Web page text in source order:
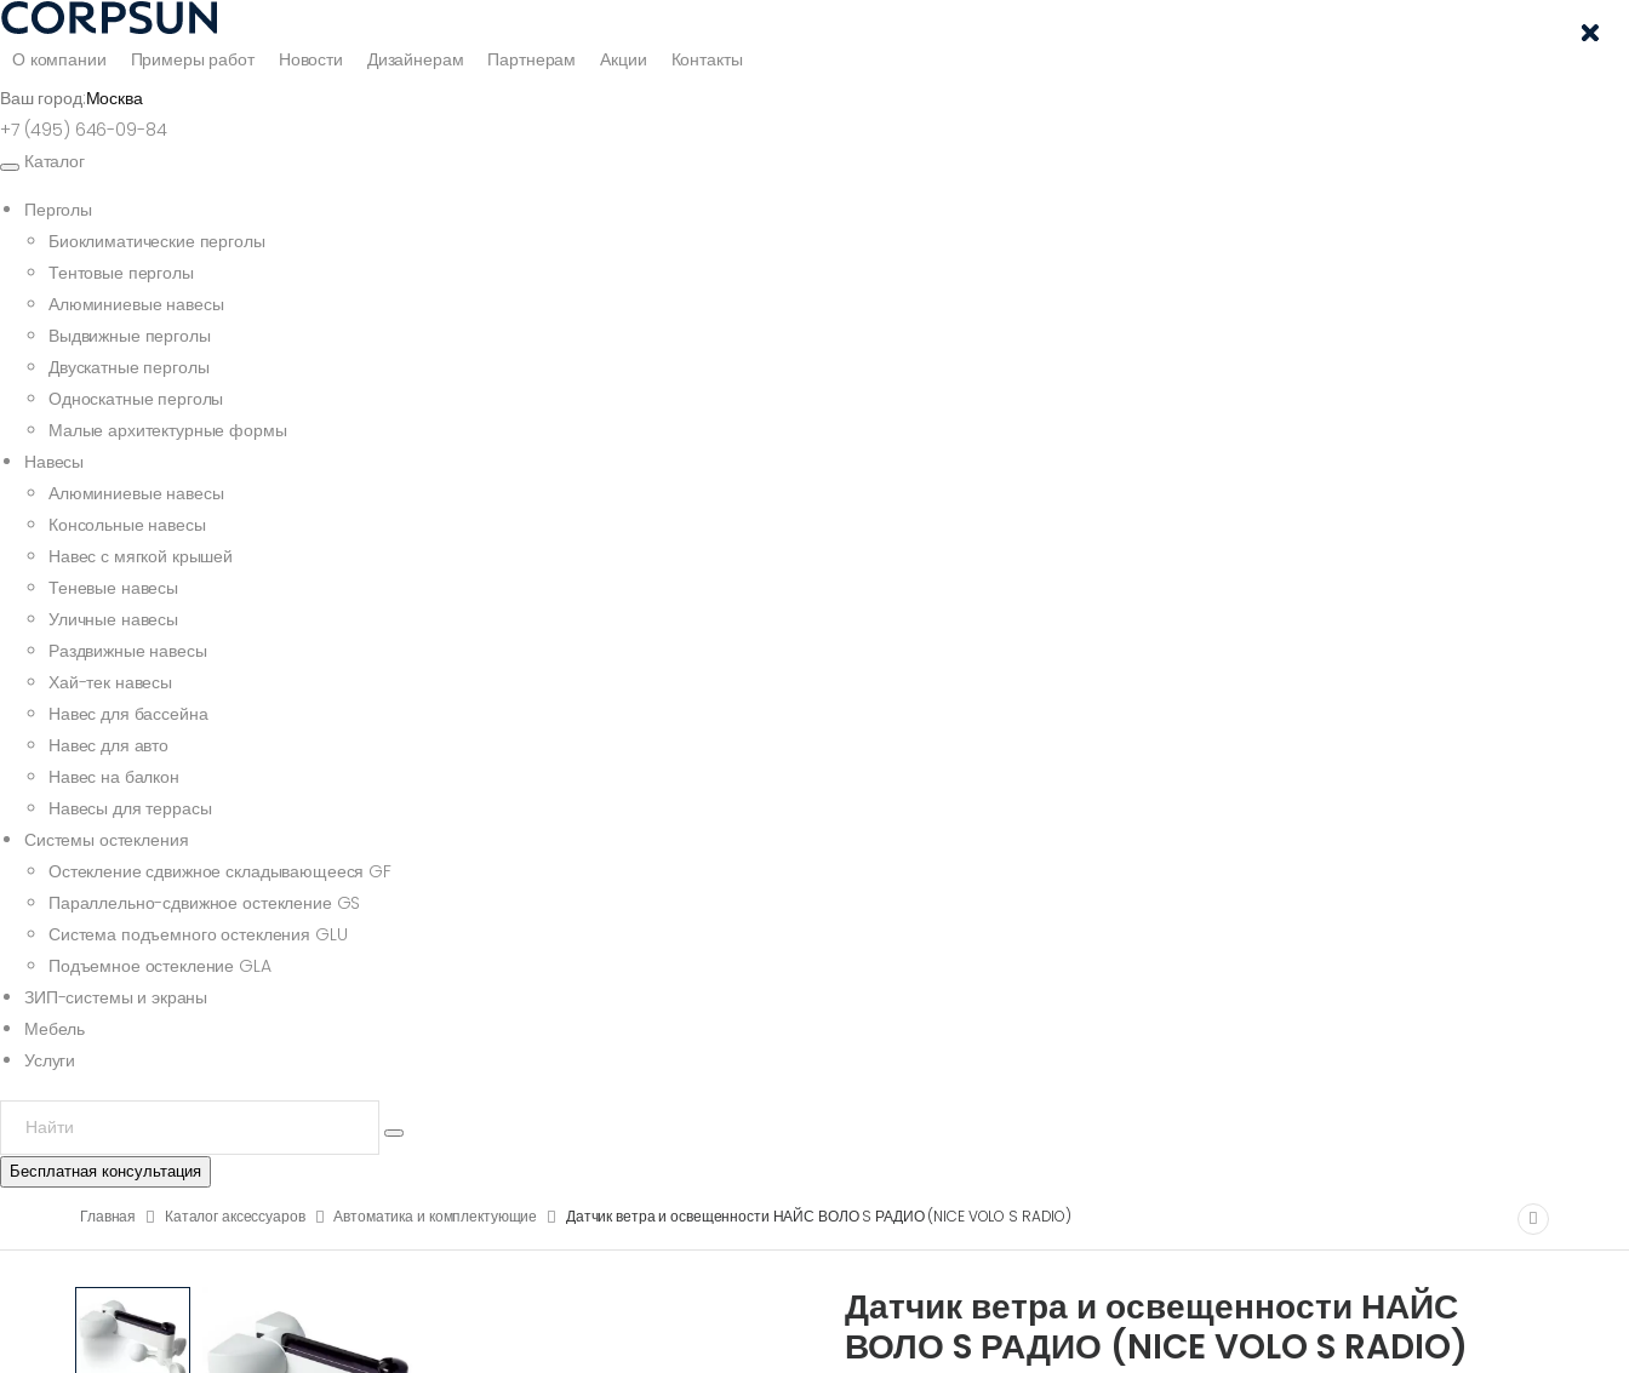
О компании Примеры работ Новости Дизайнерам Партнерам Акции
Контакты
Ваш город:Москва
+7 (495) 646-09-84
Каталог
Перголы
Биоклиматические перголы
Тентовые перголы
Алюминиевые навесы
Выдвижные перголы
Двускатные перголы
Односкатные перголы
Малые архитектурные формы
Навесы
Алюминиевые навесы
Консольные навесы
Навес с мягкой крышей
Теневые навесы
Уличные навесы
Раздвижные навесы
Хай-тек навесы
Навес для бассейна
Навес для авто
Навес на балкон
Навесы для террасы
Системы остекления
Остекление сдвижное складывающееся GF
Параллельно-сдвижное остекление GS
Система подъемного остекления GLU
Подъемное остекление GLA
ЗИП-системы и экраны
Мебель
Услуги
Бесплатная консультация
Главная Каталог аксессуаров Автоматика и комплектующие Датчик ветра и освещенности НАЙС ВОЛО S РАДИО (NICE VOLO S RADIO)
Датчик ветра и освещенности НАЙС
ВОЛО S РАДИО (NICE VOLO S RADIO)